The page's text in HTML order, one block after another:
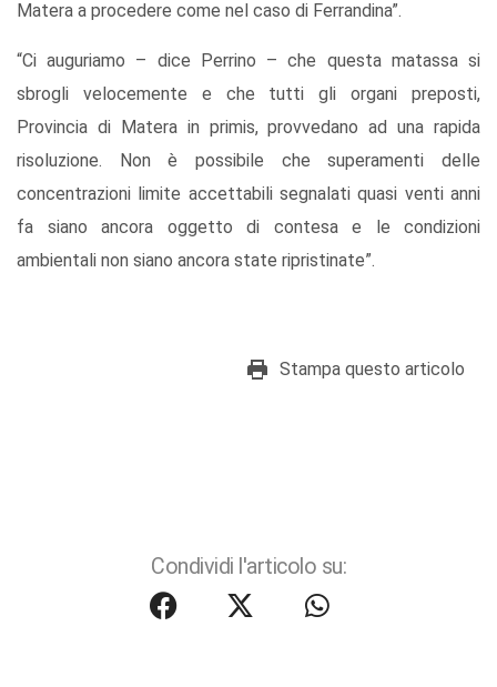
Matera a procedere come nel caso di Ferrandina”.
“Ci auguriamo – dice Perrino – che questa matassa si
sbrogli velocemente e che tutti gli organi preposti,
Provincia di Matera in primis, provvedano ad una rapida
risoluzione. Non è possibile che superamenti delle
concentrazioni limite accettabili segnalati quasi venti anni
fa siano ancora oggetto di contesa e le condizioni
ambientali non siano ancora state ripristinate”.
Stampa questo articolo
Condividi l'articolo su: